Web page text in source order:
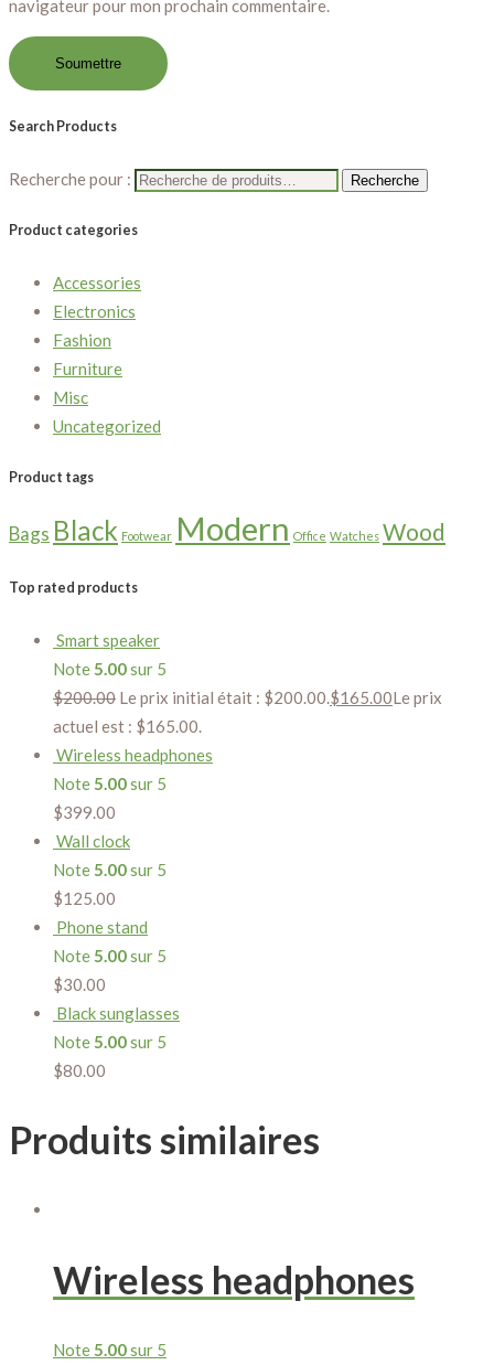
navigateur pour mon prochain commentaire.
Search Products
Recherche pour : Recherche
Product categories
Accessories
Electronics
Fashion
Furniture
Misc
Uncategorized
Product tags
Bags Black Footwear Modern Office Watches Wood
Top rated products
Smart speaker
Note 5.00sur 5
$200.00 Le prix initial était : $200.00.$165.00Le prix
actuel est : $165.00.
Wireless headphones
Note 5.00sur 5
$399.00
Wall clock
Note 5.00sur 5
$125.00
Phone stand
Note 5.00sur 5
$30.00
Black sunglasses
Note 5.00sur 5
$80.00
Produits similaires
Wireless headphones
Note 5.00sur 5